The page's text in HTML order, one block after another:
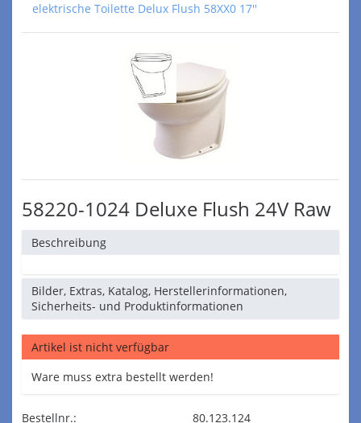
elektrische Toilette Delux Flush 58XX0 17''
58220-1024 Deluxe Flush 24V Raw
Beschreibung
Bilder, Extras, Katalog, Herstellerinformationen,
Sicherheits- und Produktinformationen
Artikel ist nicht verfügbar
Ware muss extra bestellt werden!
Bestellnr.:
80.123.124